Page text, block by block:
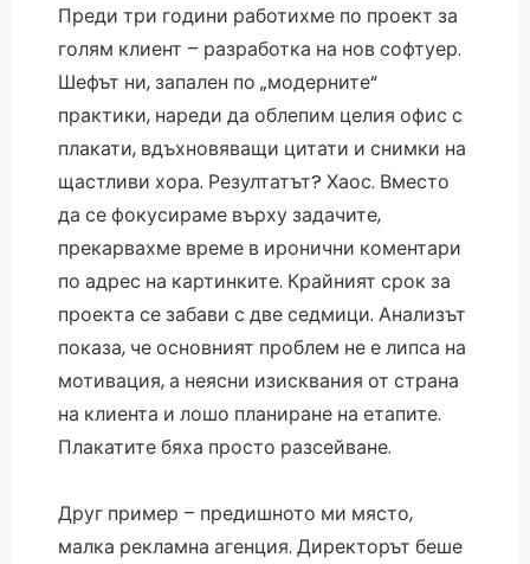
Преди три години работихме по проект за
голям клиент – разработка на нов софтуер.
Шефът ни, запален по „модерните“
практики, нареди да облепим целия офис с
плакати, вдъхновяващи цитати и снимки на
щастливи хора. Резултатът? Хаос. Вместо
да се фокусираме върху задачите,
прекарвахме време в иронични коментари
по адрес на картинките. Крайният срок за
проекта се забави с две седмици. Анализът
показа, че основният проблем не е липса на
мотивация, а неясни изисквания от страна
на клиента и лошо планиране на етапите.
Плакатите бяха просто разсейване.
Друг пример – предишното ми място,
малка рекламна агенция. Директорът беше